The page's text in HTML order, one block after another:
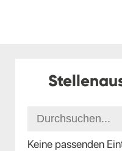
Keine passenden